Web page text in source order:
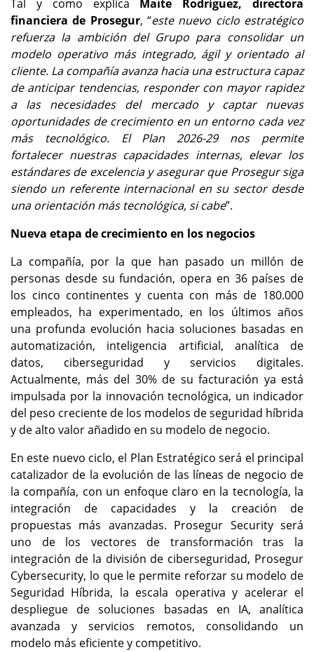
Tal y como explica
Maite Rodríguez, directora
financiera de Prosegur, “este nuevo ciclo estratégico
refuerza la ambición del Grupo para consolidar un
modelo operativo más integrado, ágil y orientado al
cliente. La compañía avanza hacia una estructura capaz
de anticipar tendencias, responder con mayor rapidez
a las necesidades del mercado y captar nuevas
oportunidades de crecimiento en un entorno cada vez
más tecnológico. El Plan 2026-29 nos permite
fortalecer nuestras capacidades internas, elevar los
estándares de excelencia y asegurar que Prosegur siga
siendo un referente internacional en su sector desde
una orientación más tecnológica, si cabe”.
Nueva etapa de crecimiento en los negocios
La compañía, por la que han pasado un millón de
personas desde su fundación, opera en 36 países de
los cinco continentes y cuenta con más de 180.000
empleados, ha experimentado, en los últimos años
una profunda evolución hacia soluciones basadas en
automatización, inteligencia artificial, analítica de
datos, ciberseguridad y servicios digitales.
Actualmente, más del 30% de su facturación ya está
impulsada por la innovación tecnológica, un indicador
del peso creciente de los modelos de seguridad híbrida
y de alto valor añadido en su modelo de negocio.
En este nuevo ciclo, el Plan Estratégico será el principal
catalizador de la evolución de las líneas de negocio de
la compañía, con un enfoque claro en la tecnología, la
integración de capacidades y la creación de
propuestas más avanzadas. Prosegur Security será
uno de los vectores de transformación tras la
integración de la división de ciberseguridad, Prosegur
Cybersecurity, lo que le permite reforzar su modelo de
Seguridad Híbrida, la escala operativa y acelerar el
despliegue de soluciones basadas en IA, analítica
avanzada y servicios remotos, consolidando un
modelo más eficiente y competitivo.